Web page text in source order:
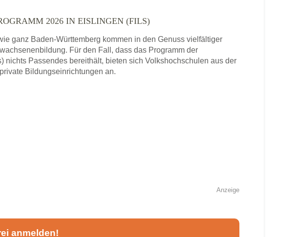
2026 IN EISLINGEN (FILS)
ganz Baden-Württemberg kommen in den Genuss vielfältiger
Für den Fall, dass das Programm der
nichts Passendes bereithält, bieten sich Volkshochschulen aus der
Bildungseinrichtungen an.
Anzeige
anmelden!